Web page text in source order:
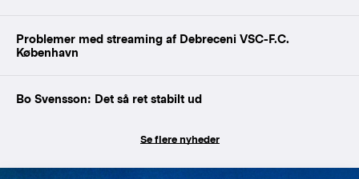
Problemer med streaming af Debreceni VSC-F.C.
København
Bo Svensson: Det så ret stabilt ud
Se flere nyheder